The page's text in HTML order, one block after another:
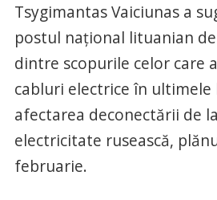
Tsygimantas Vaiciunas a
postul naţional lituanian
dintre scopurile celor care
cabluri electrice în
afectarea deconectării de
electricitate rusească,
februarie.